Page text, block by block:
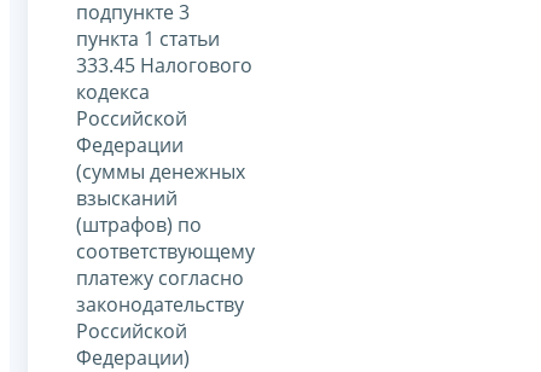
подпункте 3
пункта 1 статьи
333.45 Налогового
кодекса
Российской
Федерации
(суммы денежных
взысканий
(штрафов) по
соответствующему
платежу согласно
законодательству
Российской
Федерации)